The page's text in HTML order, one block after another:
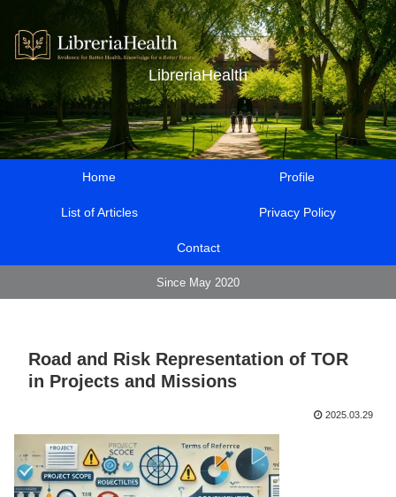
LibreriaHealth
Home Profile
List of Articles Privacy Policy
Contact
Since May 2020
Road and Risk Representation of TOR
in Projects and Missions
2025.03.29